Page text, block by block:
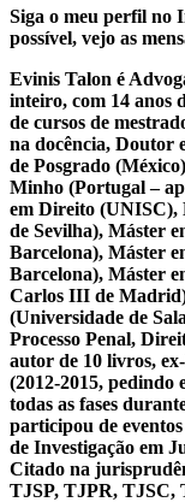
Siga o meu perfil no
possível, vejo as
Evinis Talon é
inteiro, com 14 anos
de cursos de
na docência, Doutor
de Posgrado
Minho (Portugal –
em Direito (UNISC),
de Sevilha), Máster
Barcelona), Máster
Barcelona), Máster
Carlos III de
(Universidade de
Processo Penal,
autor de 10 livros,
(2012-2015, pedindo
todas as fases
participou de
de Investigação em
Citado na
TJSP, TJPR, TJSC,